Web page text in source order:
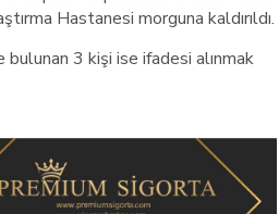
Hastanesi morguna kaldırıldı.
3 kişi ise ifadesi alınmak